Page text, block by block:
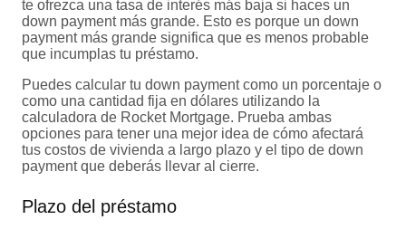
te ofrezca una tasa de interés más baja si haces un
down payment más grande. Esto es porque un down
payment más grande significa que es menos probable
que incumplas tu préstamo.
Puedes calcular tu down payment como un porcentaje o
como una cantidad fija en dólares utilizando la
calculadora de Rocket Mortgage. Prueba ambas
opciones para tener una mejor idea de cómo afectará
tus costos de vivienda a largo plazo y el tipo de down
payment que deberás llevar al cierre.
Plazo del préstamo